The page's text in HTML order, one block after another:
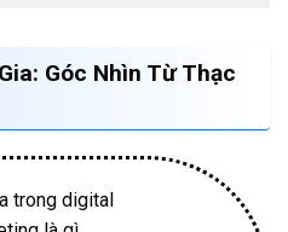
Góc Nhìn Từ Thạc